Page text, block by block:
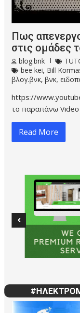
Πως
στις ομάδες
blog.bnk
bee kei, Bill
βλογ.βνκ,βνκ,
https://
το παραπάνω Video
Read More